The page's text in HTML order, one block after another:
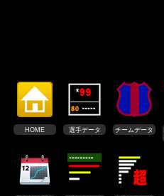
HOME 選手データ チームデータ